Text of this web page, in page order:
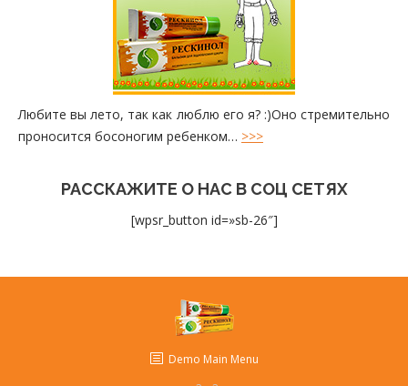
Любите вы лето, так как люблю его я? :)Оно стремительно
проносится босоногим ребенком… >>>
РАССКАЖИТЕ О НАС В СОЦ СЕТЯХ
[wpsr_button id=»sb-26″]
Demo Main Menu